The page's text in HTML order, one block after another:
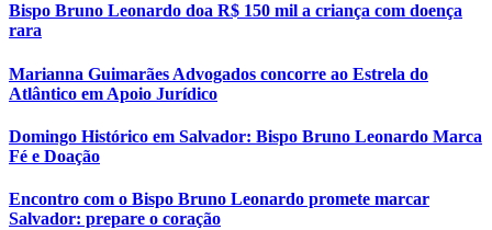
Bispo Bruno Leonardo doa R$ 150 mil a criança com doença
rara
Marianna Guimarães Advogados concorre ao Estrela do
Atlântico em Apoio Jurídico
Domingo Histórico em Salvador: Bispo Bruno Leonardo Marca
Fé e Doação
Encontro com o Bispo Bruno Leonardo promete marcar
Salvador: prepare o coração